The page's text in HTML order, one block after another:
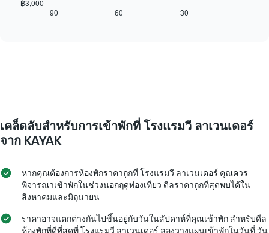
แกน
แกน
แแส
ดง
เฉลี่ย
ของ
ห้อง
ถึง
วัน
พัก
แผนภูมิ
90 60 30
฿3,000
เคล็ดลับสำหรับการเข้าพักที่ โรงแรมวี ลาเวนเดอร์
จาก KAYAK
หากคุณต้องการห้องพักราคาถูกที่ โรงแรมวี ลาเวนเดอร์ คุณควร
พิจารณาเข้าพักในช่วงนอกฤดูท่องเที่ยว ดีลราคาถูกที่สุดพบได้ใน
สิงหาคมและมิถุนายน
ราคาอาจแตกต่างกันไปขึ้นอยู่กับวันในสัปดาห์ที่คุณเข้าพัก สำหรับดีล
ห้องพักที่ดีที่สุดที่ โรงแรมวี ลาเวนเดอร์ ลองวางแผนเข้าพักในวันที่ วัน